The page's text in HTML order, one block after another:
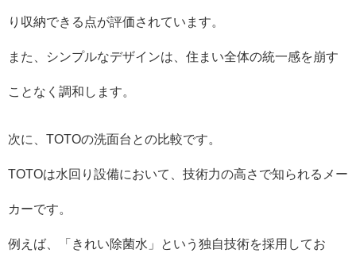
り収納できる点が評価されています。
また、シンプルなデザインは、住まい全体の統一感を崩す
ことなく調和します。
次に、TOTOの洗面台との比較です。
TOTOは水回り設備において、技術力の高さで知られるメー
カーです。
例えば、「きれい除菌水」という独自技術を採用してお